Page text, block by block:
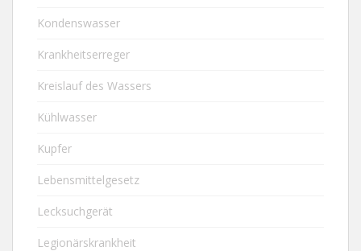
Kondenswasser
Krankheitserreger
Kreislauf des Wassers
Kühlwasser
Kupfer
Lebensmittelgesetz
Lecksuchgerät
Legionärskrankheit